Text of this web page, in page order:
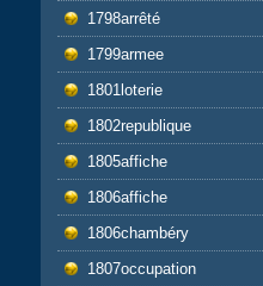
1798arrêté
1799armee
1801loterie
1802republique
1805affiche
1806affiche
1806chambéry
1807occupation